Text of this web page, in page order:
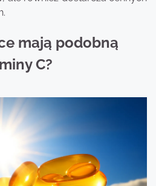
mają podobną
C?